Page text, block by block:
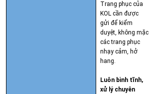
Trang phục của
KOL cần được
gửi để kiểm
duyệt, không mặc
các trang phục
nhạy cảm, hở
hang.
Luôn bình tĩnh,
xử lý chuyên